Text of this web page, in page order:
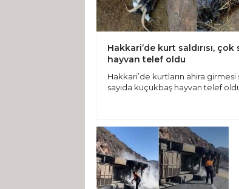
Hakkari’de kurt saldırısı, çok
hayvan telef oldu
Hakkari’de kurtların ahıra
sayıda küçükbaş hayvan telef